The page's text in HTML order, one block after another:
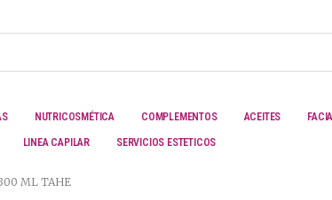
NUTRICOSMÉTICA COMPLEMENTOS ACEITES
LINEA CAPILAR SERVICIOS ESTETICOS
ML TAHE